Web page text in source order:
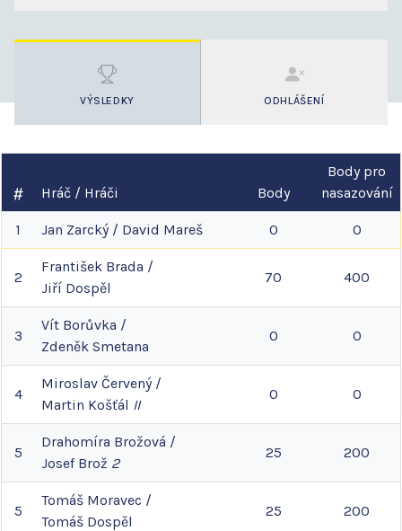
VÝSLEDKY ODHLÁŠENÍ
Hráč / Hráči Body
Body pro
nasazování
1 Jan Zarcký/ David Mareš 0 0
2
František Brada /
Jiří Dospěl
70 400
3
Vít Borůvka /
Zdeněk Smetana
0 0
4
Miroslav Červený/
Martin Košťál II
0 0
5
Drahomíra Brožová /
Josef Brož 2
25 200
5
Tomáš Moravec /
Tomáš Dospěl
25 200